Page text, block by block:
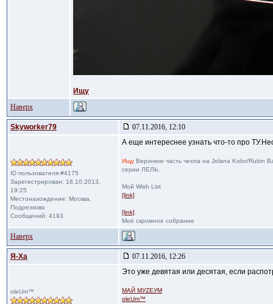
Ищу
Наверх
Skyworker79 07.11.2016, 12:10
ID пользователя #4175
Зарегистрирован: 18.10.2013,
19:25
Местонахождение: Москва,
Подрезково
Сообщений: 4193
А еще интереснее узнать что-то про
Ищу Верхнюю часть чехла на Jolana Kolor/Rubin
серии ЛЕЛЬ.
Мой Wish List
[link]
[link]
Моё скромное собрание
Наверх
Я-Ха 07.11.2016, 12:26
oleUm™
Это уже девятая или десятая, если
МАЙ МУZЕУМ
oleUm™